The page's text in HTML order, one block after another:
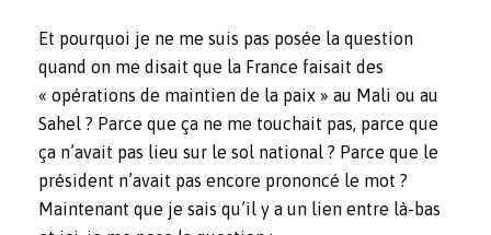
Et pourquoi je ne me suis pas posée la question
quand on me disait que la France faisait des
« opérations de maintien de la paix » au Mali ou au
Sahel ? Parce que ça ne me touchait pas, parce que
ça n’avait pas lieu sur le sol national ? Parce que le
président n’avait pas encore prononcé le mot ?
Maintenant que je sais qu’il y a un lien entre là-bas